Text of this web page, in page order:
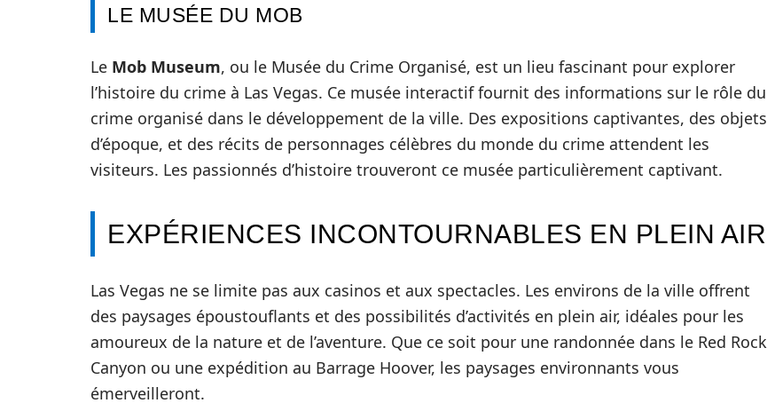
LE MUSÉE DU MOB
Le Mob Museum, ou le Musée du Crime Organisé, est un lieu fascinant pour explorer
l’histoire du crime à Las Vegas. Ce musée interactif fournit des informations sur le rôle du
crime organisé dans le développement de la ville. Des expositions captivantes, des objets
d’époque, et des récits de personnages célèbres du monde du crime attendent les
visiteurs. Les passionnés d’histoire trouveront ce musée particulièrement captivant.
EXPÉRIENCES INCONTOURNABLES EN PLEIN AIR
Las Vegas ne se limite pas aux casinos et aux spectacles. Les environs de la ville offrent
des paysages époustouflants et des possibilités d’activités en plein air, idéales pour les
amoureux de la nature et de l’aventure. Que ce soit pour une randonnée dans le Red Rock
Canyon ou une expédition au Barrage Hoover, les paysages environnants vous
émerveilleront.